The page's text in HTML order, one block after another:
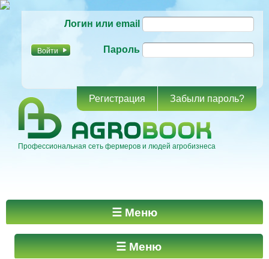
основному
Логин или email
Пароль
Регистрация Забыли пароль?
Профессиональная сеть фермеров и людей агробизнеса
Главное меню ☰ Меню
☰ Меню